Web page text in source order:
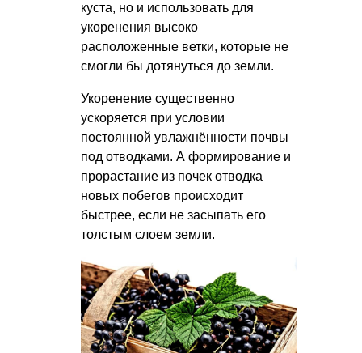
куста, но и использовать для
укоренения высоко
расположенные ветки, которые не
смогли бы дотянуться до земли.
Укоренение существенно
ускоряется при условии
постоянной увлажнённости почвы
под отводками. А формирование и
прорастание из почек отводка
новых побегов происходит
быстрее, если не засыпать его
толстым слоем земли.